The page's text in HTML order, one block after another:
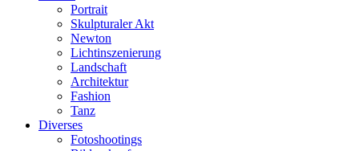
Portrait
Skulpturaler Akt
Newton
Lichtinszenierung
Landschaft
Architektur
Fashion
Tanz
Diverses
Fotoshootings